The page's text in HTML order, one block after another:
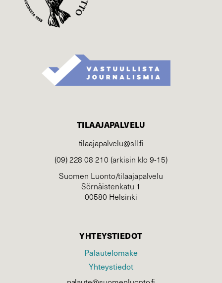
TILAAJAPALVELU
tilaajapalvelu@sll.fi
(09) 228 08 210 (arkisin klo 9-15)
Suomen Luonto/tilaajapalvelu
Sörnäistenkatu 1
00580 Helsinki
YHTEYSTIEDOT
Palautelomake
Yhteystiedot